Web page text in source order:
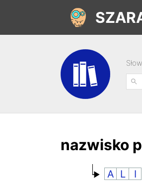
nazwisko
A L I